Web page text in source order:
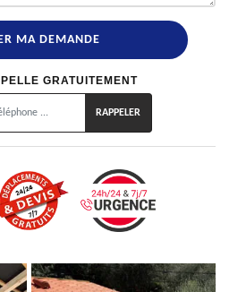
GRATUITEMENT